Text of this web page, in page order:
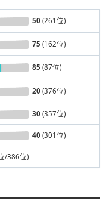
50 (261位)
75 (162位)
85 (87位)
20 (376位)
30 (357位)
40 (301位)
/386位)